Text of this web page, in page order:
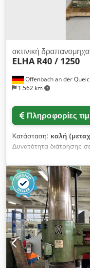
Offenbach an der
1.562 km
ακτινική
ELHA R40 / 1250
Πληροφορίες
Κατάσταση: καλή
Δυνατότητα διάτρησης
Δυνατότητα διάτρησης
mm Στροφές 29-1700
άξονα διάτρησης 310
ελάχιστη ακτίνα
Uokr Διάμετρος
επιφάνεια στερέωσης
βραχίονα 710 mm
περιστροφής βραχίονα
2200 x 760 x 2700 mm